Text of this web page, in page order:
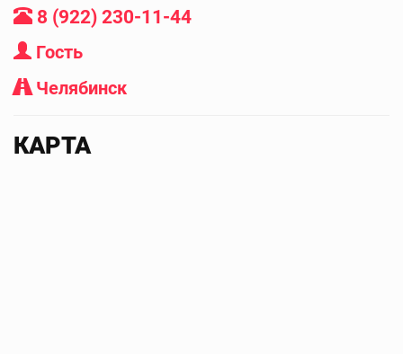
8 (922) 230-11-44
Гость
Челябинск
КАРТА